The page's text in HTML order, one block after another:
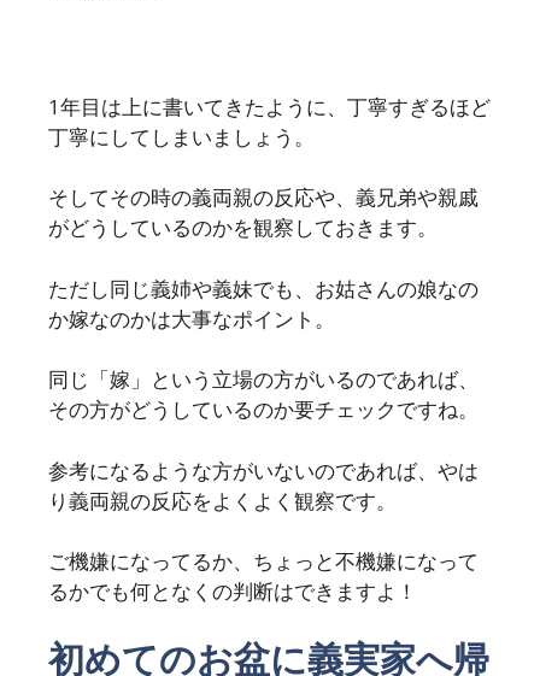
1年目は上に書いてきたように、丁寧すぎるほど
丁寧にしてしまいましょう。
そしてその時の義両親の反応や、義兄弟や親戚
がどうしているのかを観察しておきます。
ただし同じ義姉や義妹でも、お姑さんの娘なの
か嫁なのかは大事なポイント。
同じ「嫁」という立場の方がいるのであれば、
その方がどうしているのか要チェックですね。
参考になるような方がいないのであれば、やは
り義両親の反応をよくよく観察です。
ご機嫌になってるか、ちょっと不機嫌になって
るかでも何となくの判断はできますよ！
初めてのお盆に義実家へ帰